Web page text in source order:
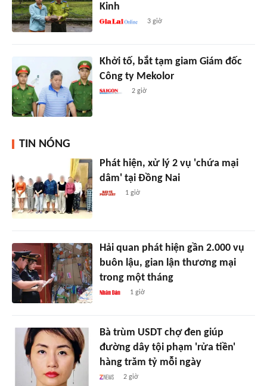
Kinh
3 giờ
Khởi tố, bắt tạm giam Giám đốc
Công ty Mekolor
2 giờ
TIN NÓNG
Phát hiện, xử lý 2 vụ 'chứa mại
dâm' tại Đồng Nai
1 giờ
Hải quan phát hiện gần 2.000 vụ
buôn lậu, gian lận thương mại
trong một tháng
1 giờ
Bà trùm USDT chợ đen giúp
đường dây tội phạm 'rửa tiền'
hàng trăm tỷ mỗi ngày
2 giờ